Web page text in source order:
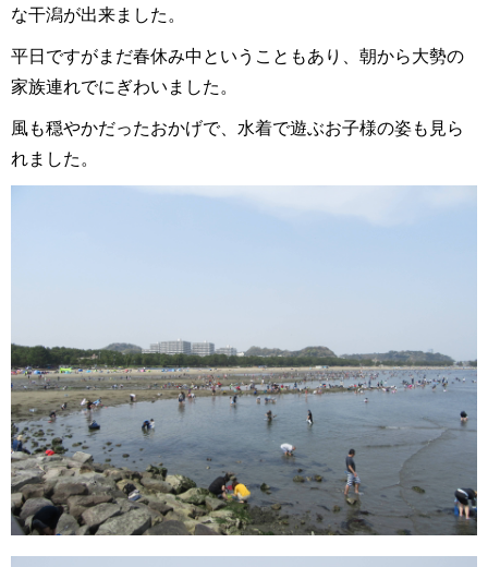
な干潟が出来ました。
平日ですがまだ春休み中ということもあり、朝から大勢の
家族連れでにぎわいました。
風も穏やかだったおかげで、水着で遊ぶお子様の姿も見ら
れました。